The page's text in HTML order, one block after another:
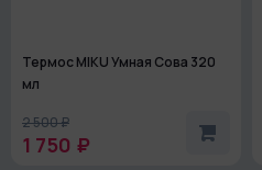
Термос MIKU Умная Сова 320
мл
2 500 ₽
1 750 ₽